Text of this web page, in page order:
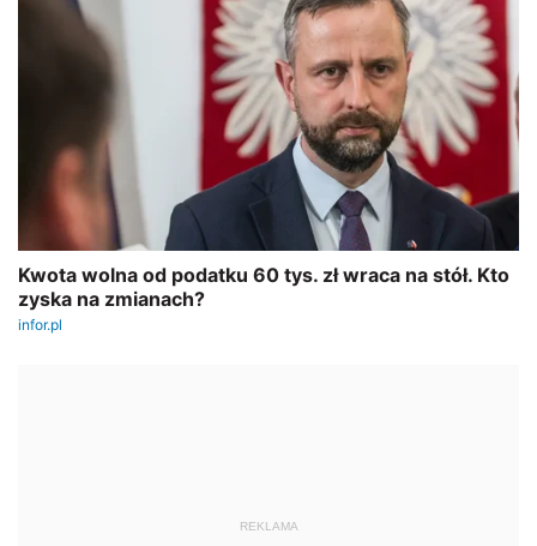
REKLAMA